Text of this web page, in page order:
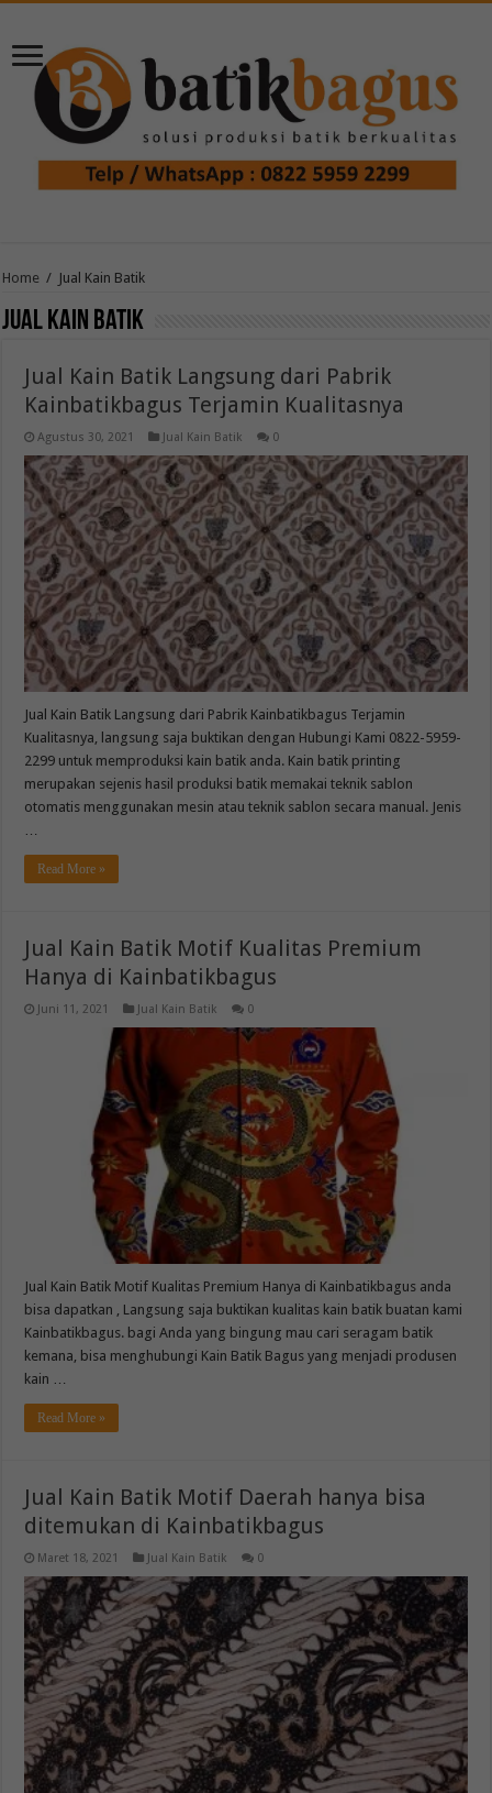
Home / Jual Kain Batik
Jual Kain Batik
Jual Kain Batik Langsung dari Pabrik
Kainbatikbagus Terjamin Kualitasnya
Agustus 30, 2021 Jual Kain Batik 0
Jual Kain Batik Langsung dari Pabrik Kainbatikbagus Terjamin
Kualitasnya, langsung saja buktikan dengan Hubungi Kami 0822-5959-
2299 untuk memproduksi kain batik anda. Kain batik printing
merupakan sejenis hasil produksi batik memakai teknik sablon
otomatis menggunakan mesin atau teknik sablon secara manual. Jenis
…
Read More »
Jual Kain Batik Motif Kualitas Premium
Hanya di Kainbatikbagus
Juni 11, 2021 Jual Kain Batik 0
Jual Kain Batik Motif Kualitas Premium Hanya di Kainbatikbagus anda
bisa dapatkan , Langsung saja buktikan kualitas kain batik buatan kami
Kainbatikbagus. bagi Anda yang bingung mau cari seragam batik
kemana, bisa menghubungi Kain Batik Bagus yang menjadi produsen
kain …
Read More »
Jual Kain Batik Motif Daerah hanya bisa
ditemukan di Kainbatikbagus
Maret 18, 2021 Jual Kain Batik 0